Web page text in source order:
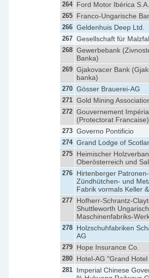
264 Ford Motor Ibérica S.A.
265 Franco-Ungarische
266 Geldenhuis Deep Ltd.
267 Gesellschaft für
268 Gewerbebank
Banka)
269 Gjakovacer Bank
banka)
270 Gösser Brauerei-AG
271 Gold Mining
272 Gouvernement
(Protectorat Francaise)
273 Governo Pontificio
274 Grand Lodge of
275 Heimischer
Oberösterreich und
276 Hirtenberger
Zündhütchen- und
Fabrik vormals Keller
277 Hofherr-Schrantz-
Shuttleworth
Maschinenfabriks-
278 Holzschuhfabriken
AG
279 Hope Insurance Co.
280 Hotel-AG "Grand
281 Imperial Chinese